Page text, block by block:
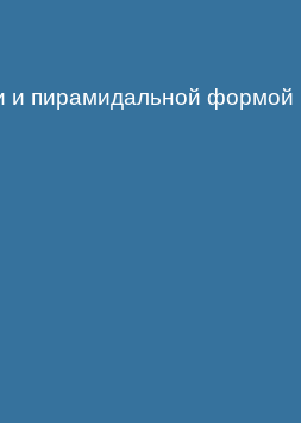
и пирамидальной формой